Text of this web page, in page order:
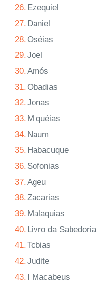
26. Ezequiel
27. Daniel
28. Oséias
29.Joel
30.Amós
31. Obadias
32.Jonas
33. Miquéias
34. Naum
35. Habacuque
36. Sofonias
37.Ageu
38.Zacarias
39. Malaquias
40. Livro da Sabedoria
41.Tobias
42.Judite
43. I Macabeus